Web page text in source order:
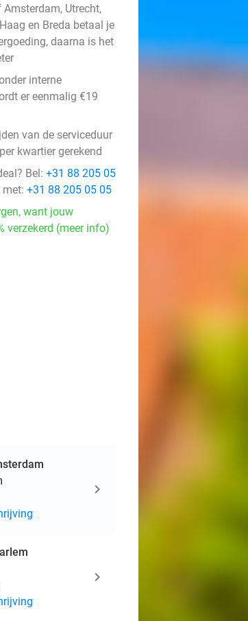
Utrecht,
en Breda betaal je
daarna is het
interne
er eenmalig €19
van de serviceduur
kwartier gerekend
Bel: +31 88 205 05
+31 88 205 05 05
want jouw
verzekerd (meer info)